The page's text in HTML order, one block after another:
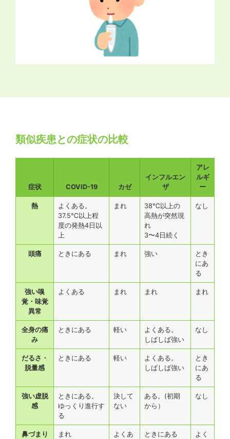
類似疾患との症状の比較
症状 COVID-19 カゼ
インフルエン
ザ
アレ
ルギ
ー
熱
よくある。
37.5℃以上程
度の発熱4日以
上
まれ
38℃以上の
高熱が突然現
れ
3〜4日続く
なし
頭痛 ときにある まれ 強い
とき
にあ
る
強い嗅
覚・味覚
異常
よくある まれ まれ まれ
全身の痛
み
ときにある 軽い
よくある。
しばしば強い
なし
だるさ・
脱量感
ときにある 軽い
よくある。
しばしば強い
とき
にあ
る
強い虚脱
感
ときにある。
ゆっくり進行す
る
決して
ない
ある。(初期
から）
なし
鼻づまり まれ
よくあ
ときにある
よく